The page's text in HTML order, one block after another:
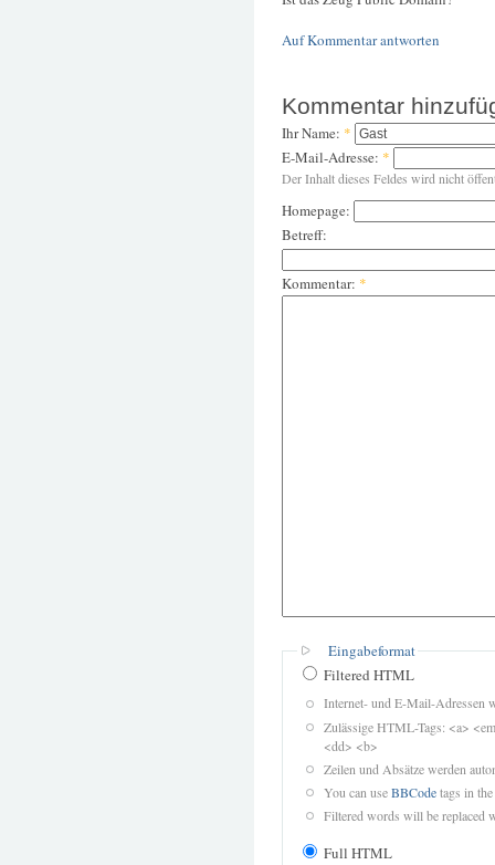
Auf Kommentar antworten
Kommentar
Ihr Name: *
E-Mail-Adresse: *
Der Inhalt dieses Feldes wird nicht
Homepage:
Betreff:
Kommentar: *
Eingabeformat
Filtered HTML
Internet- und E-Mail-Adressen
Zulässige HTML-Tags: <a>
<dd> <b>
Zeilen und Absätze werden
You can useBBCodetags in
Filtered words will be replaced
Full HTML